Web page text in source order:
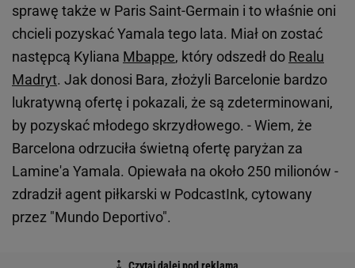
sprawę także w Paris Saint-Germain i to właśnie oni
chcieli pozyskać Yamala tego lata. Miał on zostać
następcą Kyliana Mbappe, który odszedł do Realu
Madryt. Jak donosi Bara, złożyli Barcelonie bardzo
lukratywną ofertę i pokazali, że są zdeterminowani,
by pozyskać młodego skrzydłowego. - Wiem, że
Barcelona odrzuciła świetną ofertę paryżan za
Lamine'a Yamala. Opiewała na około 250 milionów -
zdradził agent piłkarski w PodcastInk, cytowany
przez "Mundo Deportivo".